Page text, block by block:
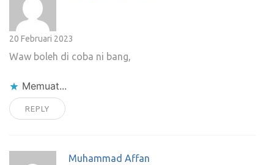
20 Februari 2023
Waw boleh di coba ni bang,
Memuat...
REPLY
Muhammad Affan